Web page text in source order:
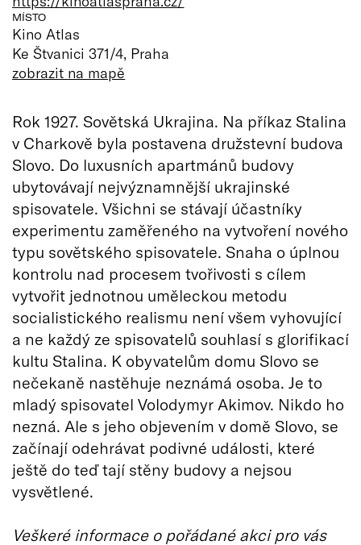
MÍSTO
Kino Atlas
Ke Štvanici 371/4, Praha
zobrazit na mapě
Rok 1927. Sovětská Ukrajina. Na příkaz Stalina
v Charkově byla postavena družstevní budova
Slovo. Do luxusních apartmánů budovy
ubytovávají nejvýznamnější ukrajinské
spisovatele. Všichni se stávají účastníky
experimentu zaměřeného na vytvoření nového
typu sovětského spisovatele. Snaha o úplnou
kontrolu nad procesem tvořivosti s cílem
vytvořit jednotnou uměleckou metodu
socialistického realismu není všem vyhovující
a ne každý ze spisovatelů souhlasí s glorifikací
kultu Stalina. K obyvatelům domu Slovo se
nečekaně nastěhuje neznámá osoba. Je to
mladý spisovatel Volodymyr Akimov. Nikdo ho
nezná. Ale s jeho objevením v domě Slovo, se
začínají odehrávat podivné události, které
ještě do teď tají stěny budovy a nejsou
vysvětlené.
Veškeré informace o pořádané akci pro vás